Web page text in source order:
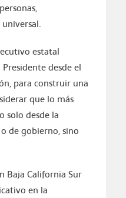
estatal
desde el
para construir una
que lo más
solo desde la
de gobierno, sino
Baja California Sur
en la